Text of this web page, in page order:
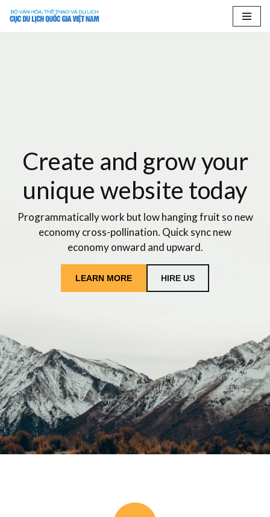
Create and grow your
unique website today
Programmatically work but low hanging fruit so new
economy cross-pollination. Quick sync new
economy onward and upward.
LEARN MORE HIRE US